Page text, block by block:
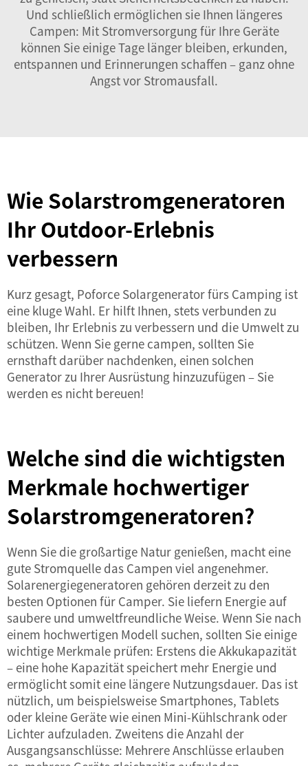
Und schließlich ermöglichen sie Ihnen längeres
Campen: Mit Stromversorgung für Ihre Geräte
können Sie einige Tage länger bleiben, erkunden,
entspannen und Erinnerungen schaffen – ganz ohne
Angst vor Stromausfall.
Wie Solarstromgeneratoren
Ihr Outdoor-Erlebnis
verbessern
Kurz gesagt, Poforce Solargeneratorfürs Camping ist
eine kluge Wahl. Er hilft Ihnen, stets verbunden zu
bleiben, Ihr Erlebnis zu verbessern und die Umwelt zu
schützen. Wenn Sie gerne campen, sollten Sie
ernsthaft darüber nachdenken, einen solchen
Generator zu Ihrer Ausrüstung hinzuzufügen – Sie
werden es nicht bereuen!
Welche sind die wichtigsten
Merkmale hochwertiger
Solarstromgeneratoren?
Wenn Sie die großartige Natur genießen, macht eine
gute Stromquelle das Campen viel angenehmer.
Solarenergiegeneratoren gehören derzeit zu den
besten Optionen für Camper. Sie liefern Energie auf
saubere und umweltfreundliche Weise. Wenn Sie nach
einem hochwertigen Modell suchen, sollten Sie einige
wichtige Merkmale prüfen: Erstens die Akkukapazität
– eine hohe Kapazität speichert mehr Energie und
ermöglicht somit eine längere Nutzungsdauer. Das ist
nützlich, um beispielsweise Smartphones, Tablets
oder kleine Geräte wie einen Mini-Kühlschrank oder
Lichter aufzuladen. Zweitens die Anzahl der
Ausgangsanschlüsse: Mehrere Anschlüsse erlauben